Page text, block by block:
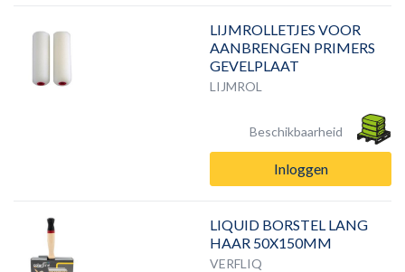
LIJMROLLETJES VOOR
AANBRENGEN PRIMERS
GEVELPLAAT
LIJMROL
Beschikbaarheid
Inloggen
LIQUID BORSTEL LANG
HAAR 50X150MM
VERFLIQ